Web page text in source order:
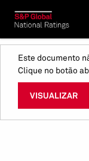
Este documento
Clique no botão
VISUALIZAR